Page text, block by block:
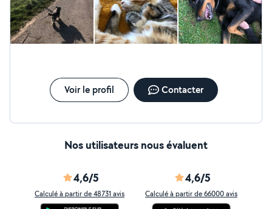
Voir le profil Contacter
Nos utilisateurs nous évaluent
4,6/5
Calculé à partir de 48731 avis
4,6/5
Calculé à partir de 66000 avis